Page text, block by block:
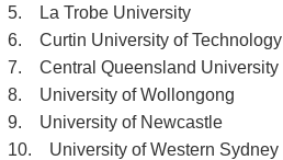
5. La Trobe University
6. Curtin University of Technology
7. Central Queensland University
8. University of Wollongong
9. University of Newcastle
10. University of Western Sydney